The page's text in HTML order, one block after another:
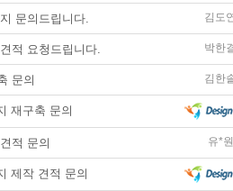
문의드립니다. 김도
적 요청드립니다. 박한
문의 김한
재구축 문의
적 문의 유*원
제작 견적 문의